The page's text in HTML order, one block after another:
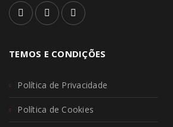
TEMOS E CONDIÇÕES
Política de Privacidade
Política de Cookies